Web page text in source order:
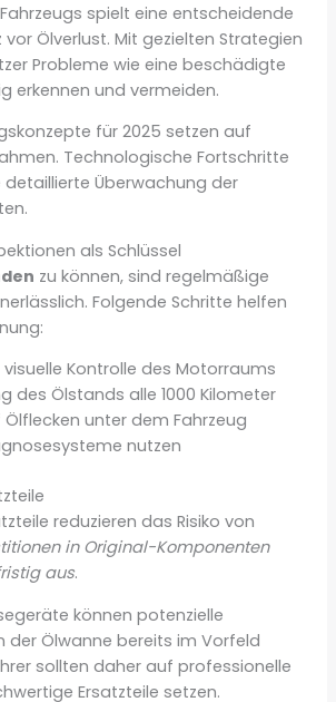
spielt eine entscheidende
vor Ölverlust. Mit gezielten Strategien
Probleme wie eine beschädigte
erkennen und vermeiden.
für 2025 setzen auf
Technologische Fortschritte
Überwachung der
als Schlüssel
zu können, sind regelmäßige
Folgende Schritte helfen
Kontrolle des Motorraums
des Ölstands alle 1000 Kilometer
unter dem Fahrzeug
nutzen
reduzieren das Risiko von
in Original-Komponenten
aus.
können potenzielle
der Ölwanne bereits im Vorfeld
sollten daher auf professionelle
Ersatzteile setzen.